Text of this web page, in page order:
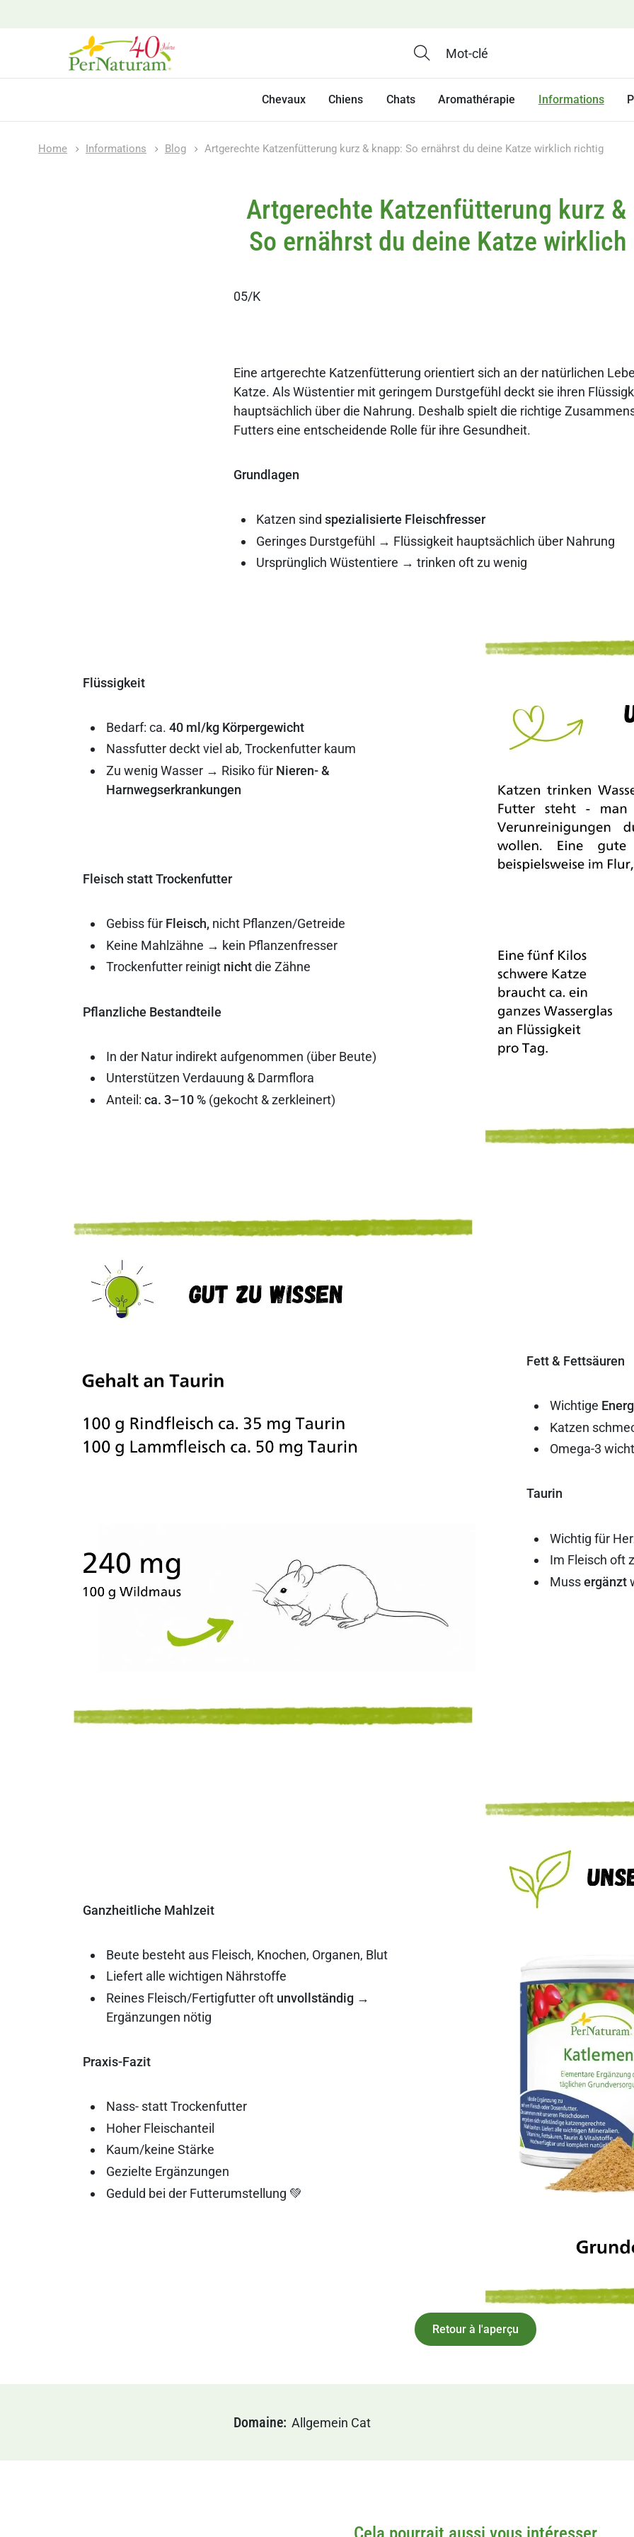
Chevaux Chiens Chats Aromathérapie Informations
Home Informations Blog Artgerechte Katzenfütterung kurz & knapp: So ernährst du deine Katze wirklich richtig
Artgerechte Katzenfütterung kurz &
So ernährst du deine Katze
05/K
Eine artgerechte Katzenfütterung orientiert sich an der natürlichen
Katze. Als Wüstentier mit geringem Durstgefühl deckt sie ihren
hauptsächlich über die Nahrung. Deshalb spielt die richtige
Futters eine entscheidende Rolle für ihre Gesundheit.
Grundlagen
Katzen sindspezialisierte Fleischfresser
Geringes Durstgefühl → Flüssigkeit hauptsächlich über Nahrung
Ursprünglich Wüstentiere → trinken oft zu wenig
Flüssigkeit
Bedarf: ca. 40 ml/kg Körpergewicht
Nassfutter deckt viel ab, Trockenfutter kaum
Zu wenig Wasser → Risiko für Nieren- &
Harnwegserkrankungen
Fleisch statt Trockenfutter
Gebiss für Fleisch, nicht Pflanzen/Getreide
Keine Mahlzähne → kein Pflanzenfresser
Trockenfutter reinigt nichtdie Zähne
Pflanzliche Bestandteile
In der Natur indirekt aufgenommen (über Beute)
Unterstützen Verdauung & Darmflora
Anteil: ca. 3–10 %(gekocht & zerkleinert)
Fett & Fettsäuren
Wichtige
Katzen
Omega-3
Taurin
Wichtig für
Im Fleisch oft
Mussergänzt
Ganzheitliche Mahlzeit
Beute besteht aus Fleisch, Knochen, Organen, Blut
Liefert alle wichtigen Nährstoffe
Reines Fleisch/Fertigfutter oft unvollständig→
Ergänzungen nötig
Praxis-Fazit
Nass- statt Trockenfutter
Hoher Fleischanteil
Kaum/keine Stärke
Gezielte Ergänzungen
Geduld bei der Futterumstellung 💚
Domaine Allgemein Cat
Retour à l'aperçu